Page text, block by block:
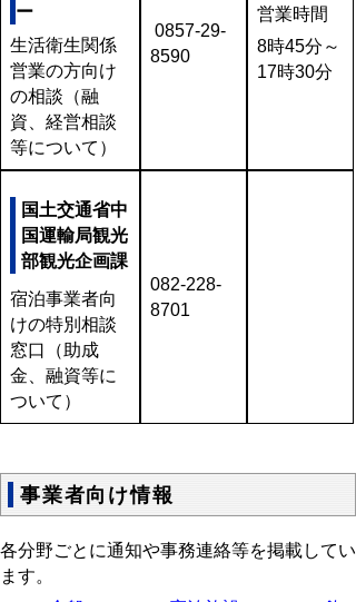
ー
生活衛生関係
営業の方向け
の相談（融
資、経営相談
等について）
0857-29-
8590
営業時間
8時45分～
17時30分
国土交通省中
国運輸局観光
部観光企画課
宿泊事業者向
けの特別相談
窓口（助成
金、融資等に
ついて）
082-228-
8701
事業者向け情報
各分野ごとに通知や事務連絡等を掲載してい
ます。